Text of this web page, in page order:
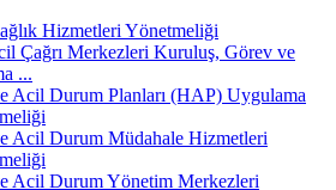
Hizmetleri Yönetmeliği
Çağrı Merkezleri Kuruluş, Görev ve
...
Acil Durum Planları (HAP) Uygulama
Acil Durum Müdahale Hizmetleri
Acil Durum Yönetim Merkezleri